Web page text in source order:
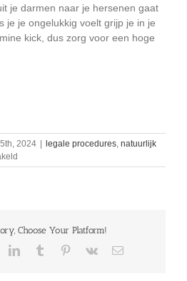
je darmen naar je hersenen gaat
je je ongelukkig voelt grijp je in je
kick, dus zorg voor een hoge
2024 legale procedures, natuurlijk
Buikvet,
Choose Your Platform!
LinkedInTumblr Pinterest
Vk
E-